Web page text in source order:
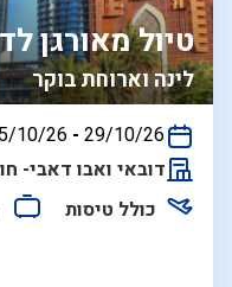
לינה וארוחת בוקר
טיול מאורגן
10/26 - 29/10/26
דובאי ואבו דאבי-
כולל טיסות